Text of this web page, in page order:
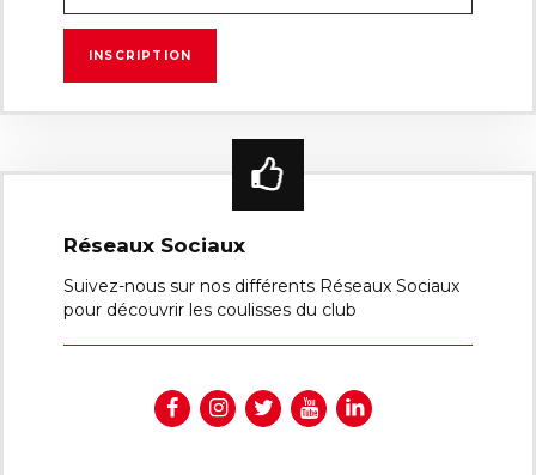
Réseaux Sociaux
Suivez-nous sur nos différents Réseaux Sociaux
pour découvrir les coulisses du club